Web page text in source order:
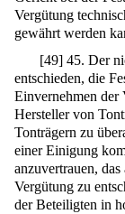
Vergütung
gewährt werden
[49] 45. Der
entschieden, die
Einvernehmen der
Hersteller von
Tonträgern zu
einer Einigung
anzuvertrauen,
Vergütung zu
der Beteiligten in